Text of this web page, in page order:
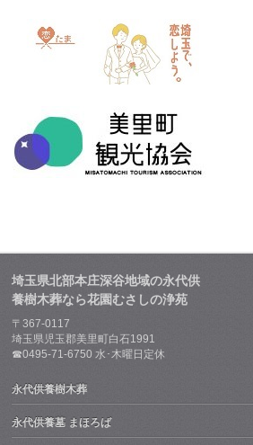
埼玉県北部本庄深谷地域の永代供
養樹木葬なら花園むさしの浄苑
〒367-0117
埼玉県児玉郡美里町白石1991
☎0495-71-6750 水･木曜日定休
永代供養樹木葬
永代供養墓 まほろば